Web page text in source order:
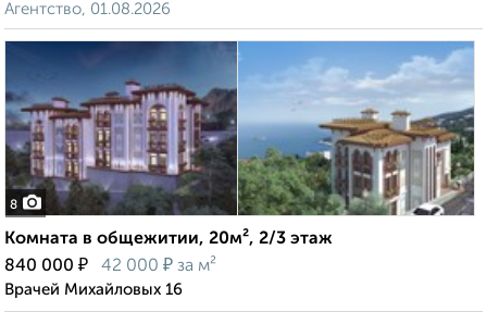
Агентство, 01.08.2026
8
Комната в общежитии, 20м², 2/3 этаж
840 000 ₽ 42 000 ₽ за м²
Врачей Михайловых 16